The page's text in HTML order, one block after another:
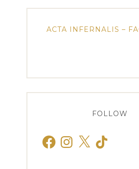
ACTA INFERNALIS –
FOLLOW
FacebookInstagram
X TikTok